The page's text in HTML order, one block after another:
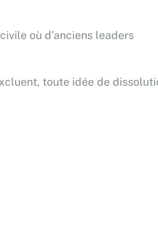
où d’anciens leaders
toute idée de